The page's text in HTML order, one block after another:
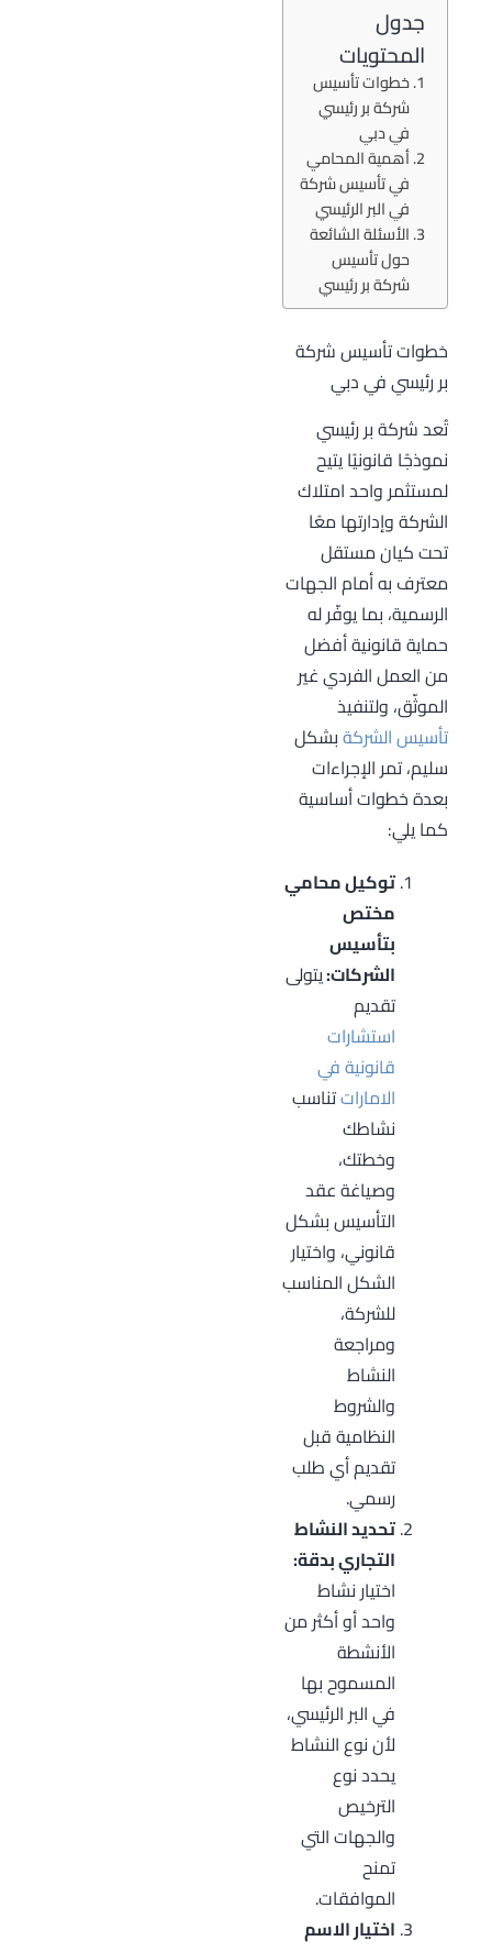
جدول
المحتويات
خطوات تأسيس
شركة بر رئيسي
في دبي
أهمية المحامي
في تأسيس شركة
في البر الرئيسي
الأسئلة الشائعة
حول تأسيس
شركة بر رئيسي
خطوات تأسيس شركة
بر رئيسي في دبي
تُعد شركة بر رئيسي
نموذجًا قانونيًا يتيح
لمستثمر واحد امتلاك
الشركة وإدارتها معًا
تحت كيان مستقل
معترف به أمام الجهات
الرسمية، بما يوفّر له
حماية قانونية أفضل
من العمل الفردي غير
الموثّق، ولتنفيذ
تأسيس الشركةبشكل
سليم، تمر الإجراءات
بعدة خطوات أساسية
كما يلي:
توكيل محامي
مختص
بتأسيس
الشركات:يتولى
تقديم
استشارات
قانونية في
الاماراتتناسب
نشاطك
وخطتك،
وصياغة عقد
التأسيس بشكل
قانوني، واختيار
الشكل المناسب
للشركة،
ومراجعة
النشاط
والشروط
النظامية قبل
تقديم أي طلب
رسمي.
تحديد النشاط
التجاري بدقة:
اختيار نشاط
واحد أو أكثر من
الأنشطة
المسموح بها
في البر الرئيسي،
لأن نوع النشاط
يحدد نوع
الترخيص
والجهات التي
تمنح
الموافقات.
اختيار الاسم